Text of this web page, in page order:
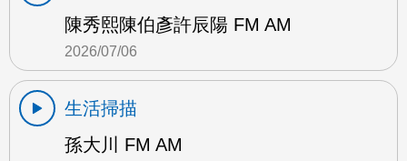
陳秀熙陳伯彥許辰陽 FM AM
2026/07/06
生活掃描
孫大川 FM AM